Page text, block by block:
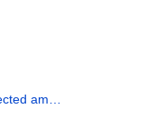
am…